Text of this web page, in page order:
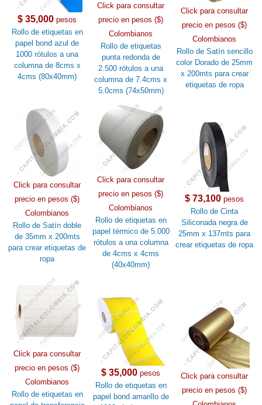
$ 35,000 pesos
Rollo de etiquetas en
papel bond azul de
1000 rótulos a una
columna de 8cms x
4cms (80x40mm)
Click para consultar
precio en pesos ($)
Colombianos
Rollo de etiquetas
punta redonda de
2.500 rótulos a una
columna de 7.4cms x
5.0cms (74x50mm)
Click para consultar
precio en pesos ($)
Colombianos
Rollo de Satín sencillo
color Dorado de 25mm
x 200mts para crear
etiquetas de ropa
Click para consultar
precio en pesos ($)
Colombianos
Rollo de Satín doble
de 35mm x 200mts
para crear etiquetas de
ropa
Click para consultar
precio en pesos ($)
Colombianos
Rollo de etiquetas en
papel térmico de 5.000
rótulos a una columna
de 4cms x 4cms
(40x40mm)
$ 73,100 pesos
Rollo de Cinta
Siliconada negra de
25mm x 137mts para
crear etiquetas de ropa
Click para consultar
precio en pesos ($)
Colombianos
Rollo de etiquetas en
$ 35,000 pesos
Rollo de etiquetas en
papel bond amarillo de
Click para consultar
precio en pesos ($)